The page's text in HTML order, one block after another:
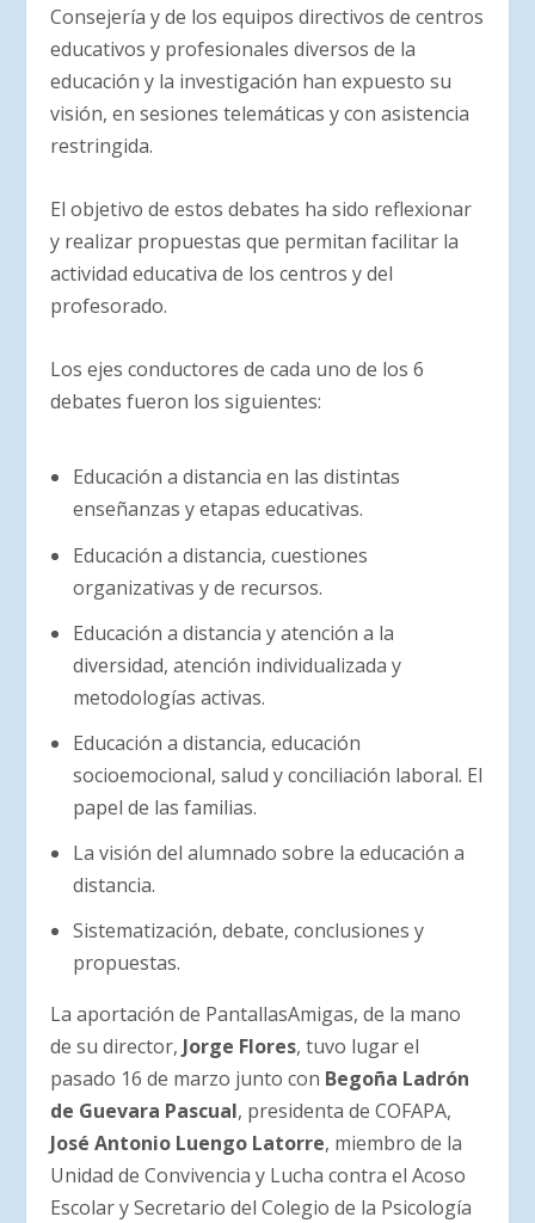
Consejería y de los equipos directivos de centros
educativos y profesionales diversos de la
educación y la investigación han expuesto su
visión, en sesiones telemáticas y con asistencia
restringida.
El objetivo de estos debates ha sido reflexionar
y realizar propuestas que permitan facilitar la
actividad educativa de los centros y del
profesorado.
Los ejes conductores de cada uno de los 6
debates fueron los siguientes:
Educación a distancia en las distintas
enseñanzas y etapas educativas.
Educación a distancia, cuestiones
organizativas y de recursos.
Educación a distancia y atención a la
diversidad, atención individualizada y
metodologías activas.
Educación a distancia, educación
socioemocional, salud y conciliación laboral. El
papel de las familias.
La visión del alumnado sobre la educación a
distancia.
Sistematización, debate, conclusiones y
propuestas.
La aportación de PantallasAmigas, de la mano
de su director, Jorge Flores, tuvo lugar el
pasado 16 de marzo junto con Begoña Ladrón
de Guevara Pascual, presidenta de COFAPA,
José Antonio Luengo Latorre, miembro de la
Unidad de Convivencia y Lucha contra el Acoso
Escolar y Secretario del Colegio de la Psicología